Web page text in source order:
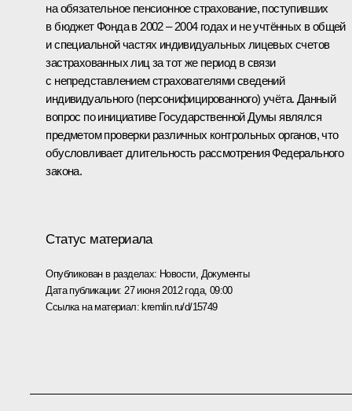
на обязательное пенсионное страхование, поступивших
в бюджет Фонда в 2002 – 2004 годах и не учтённых в общей
и специальной частях индивидуальных лицевых счетов
застрахованных лиц за тот же период в связи
с непредставлением страхователями сведений
индивидуального (персонифицированного) учёта. Данный
вопрос по инициативе Государственной Думы являлся
предметом проверки различных контрольных органов, что
обусловливает длительность рассмотрения Федерального
закона.
Статус материала
Опубликован в разделах: Новости, Документы
Дата публикации: 27 июня 2012 года, 09:00
Ссылка на материал: kremlin.ru/d/15749